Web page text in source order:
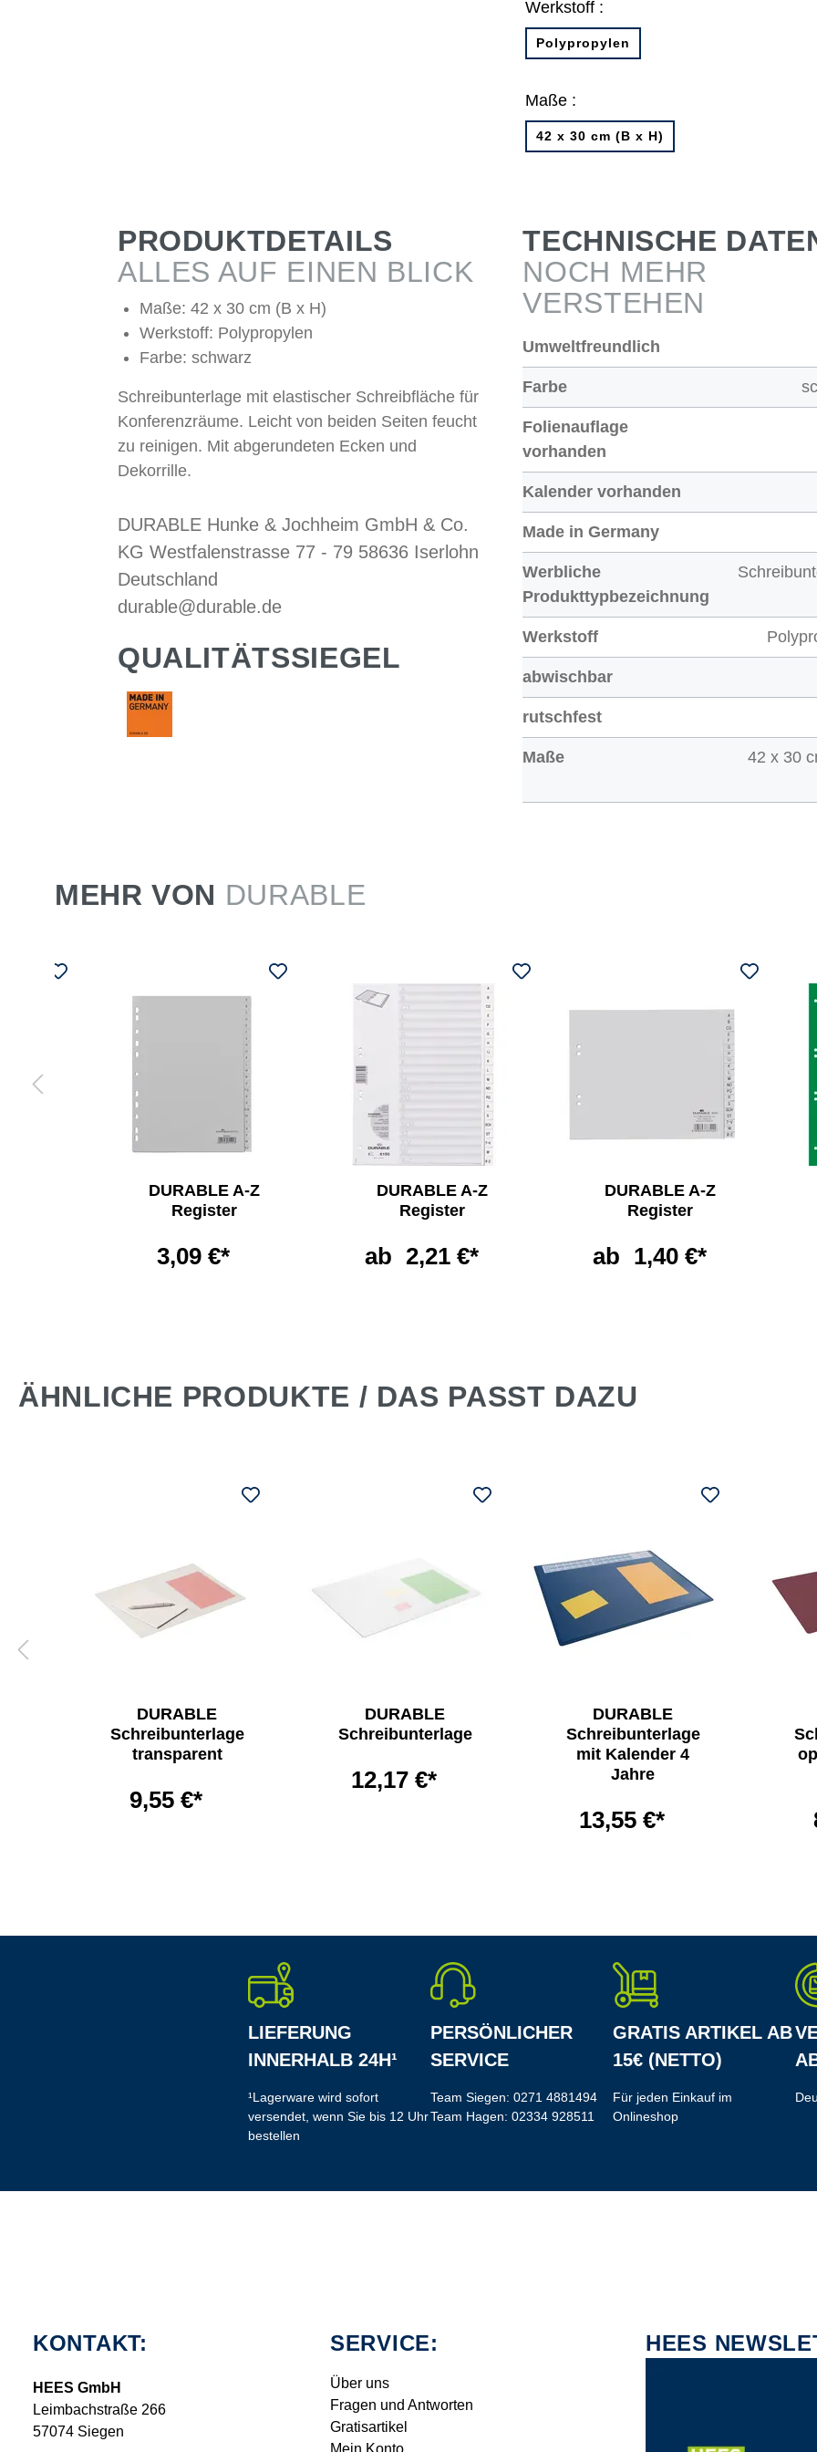
Werkstoff :
Polypropylen
Maße :
42 x 30 cm (B x H)
PRODUKTDETAILS
ALLES AUF EINEN BLICK
Maße: 42 x 30 cm (B x H)
Werkstoff: Polypropylen
Farbe: schwarz
Schreibunterlage mit elastischer Schreibfläche für
Konferenzräume. Leicht von beiden Seiten feucht
zu reinigen. Mit abgerundeten Ecken und
Dekorrille.
DURABLE Hunke & Jochheim GmbH & Co.
KG Westfalenstrasse 77 - 79 58636 Iserlohn
Deutschland
durable@durable.de
QUALITÄTSSIEGEL
TECHNISCHE
NOCH MEHR
VERSTEHEN
Umweltfreundlich
Farbe
Folienauflage
vorhanden
Kalender vorhanden
Made in Germany
Werbliche
Produkttypbezeichnung
Werkstoff
abwischbar
rutschfest
Maße
42 x 30
MEHR VON DURABLE
DURABLE A-Z
Register
3,09 €*
DURABLE A-Z
Register
ab 2,21 €*
DURABLE A-Z
Register
ab 1,40 €*
ÄHNLICHE PRODUKTE / DAS PASST DAZU
DURABLE
Schreibunterlage
transparent
9,55 €*
DURABLE
Schreibunterlage
12,17 €*
DURABLE
Schreibunterlage
mit Kalender 4
Jahre
13,55 €*
LIEFERUNG
INNERHALB 24H¹
¹Lagerware wird sofort
versendet, wenn Sie bis 12 Uhr
bestellen
PERSÖNLICHER
SERVICE
Team Siegen: 0271 4881494
Team Hagen: 02334 928511
GRATIS ARTIKEL AB
15€ (NETTO)
Für jeden Einkauf im
Onlineshop
KONTAKT:
HEES GmbH
Leimbachstraße 266
57074 Siegen
SERVICE:
Über uns
Fragen und Antworten
Gratisartikel
HEES